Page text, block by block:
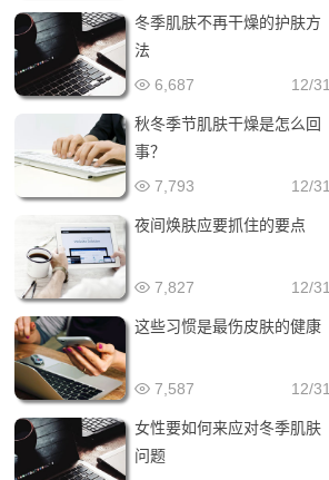
冬季肌肤不再干燥的护肤方
法
12/31
6,687
秋冬季节肌肤干燥是怎么回
事？
12/31
7,793
夜间焕肤应要抓住的要点
12/31
7,827
这些习惯是最伤皮肤的健康
12/31
7,587
女性要如何来应对冬季肌肤
问题